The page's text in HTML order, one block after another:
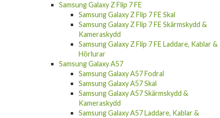
Samsung Galaxy Z Flip 7 FE
Samsung Galaxy Z Flip 7 FE Skal
Samsung Galaxy Z Flip 7 FE Skärmskydd &
Kameraskydd
Samsung Galaxy Z Flip 7 FE Laddare, Kablar &
Hörlurar
Samsung Galaxy A57
Samsung Galaxy A57 Fodral
Samsung Galaxy A57 Skal
Samsung Galaxy A57 Skärmskydd &
Kameraskydd
Samsung Galaxy A57 Laddare, Kablar &